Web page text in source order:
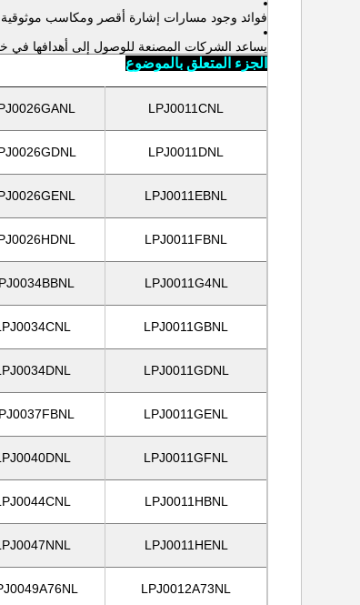
فوائد وجود مسارات إشارة أقصر ومكاسب
يساعد الشركات المصنعة للوصول إلى أهدافها في
الجزء المتعلق بالموضوع
LPJ0011CNL
LPJ0011DNL
LPJ0011EBNL
LPJ0011FBNL
LPJ0011G4NL
LPJ0011GBNL
LPJ0011GDNL
LPJ0011GENL
LPJ0011GFNL
LPJ0011HBNL
LPJ0011HENL
LPJ0012A73NL